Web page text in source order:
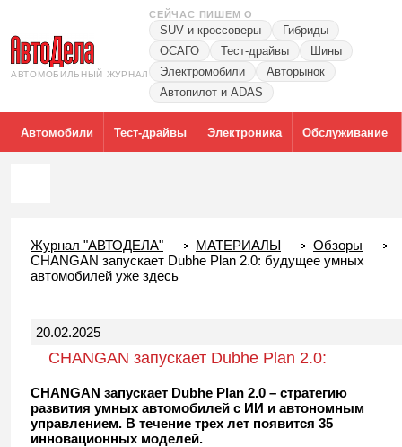
АВТОМОБИЛЬНЫЙ ЖУРНАЛ
СЕЙЧАС ПИШЕМ О
SUV и кроссоверы
Гибриды
ОСАГО
Тест-драйвы
Шины
Электромобили
Авторынок
Автопилот и ADAS
Автомобили Тест-драйвы Электроника Обслуживание
Журнал "АВТОДЕЛА" МАТЕРИАЛЫ
Обзоры
CHANGAN запускает Dubhe Plan 2.0: будущее умных
автомобилей уже здесь
20.02.2025
CHANGAN запускает Dubhe Plan 2.0:
будущее умных автомобилей уже здесь
CHANGAN запускает Dubhe Plan 2.0 – стратегию
развития умных автомобилей с ИИ и автономным
управлением. В течение трех лет появится 35
инновационных моделей.